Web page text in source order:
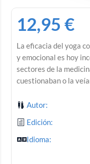
12,95€
La eficacia del yoga
y emocional es hoy
sectores de la
cuestionaban o la
Autor:
Edición:
Idioma: